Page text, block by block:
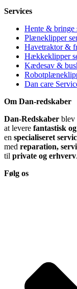
Services
Hente & bringe
Plæneklipper
Havetraktor &
Hækkeklipper
Kædesav &
Dan care
Om Dan-redskaber
Dan-Redskaber blev
at levere fantastisk
en specialiseret
med reparation,
til private og erhverv.
Følg os